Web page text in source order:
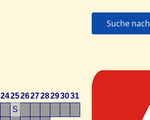
Suche
2425262728293031
S